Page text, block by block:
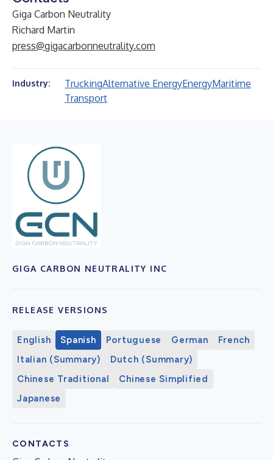
Giga Carbon Neutrality
Richard Martin
press@gigacarbonneutrality.com
Industry: TruckingAlternative EnergyEnergyMaritime
Transport
GIGA CARBON NEUTRALITY INC
RELEASE VERSIONS
English Spanish Portuguese German
French
Italian (Summary)
Dutch (Summary)
Chinese Traditional
Chinese Simplified
Japanese
CONTACTS